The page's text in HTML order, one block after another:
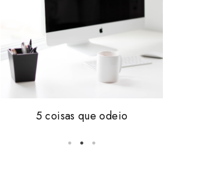
vale tudo.
5 coisas que odeio
Friday, i'm in love #16